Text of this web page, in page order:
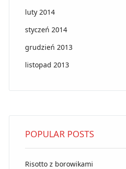
luty 2014
styczeń 2014
grudzień 2013
listopad 2013
POPULAR POSTS
Risotto z borowikami